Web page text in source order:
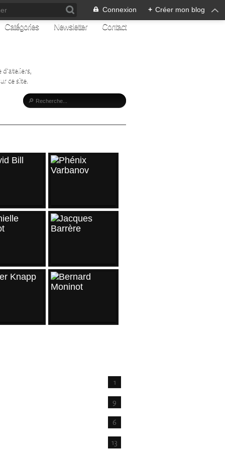
Connexion + Créer mon blog
Catégories Newsletter Contact
d'ateliers,
ce site.
1
9
6
13